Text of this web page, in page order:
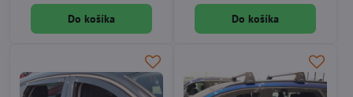
Do košíka Do košíka